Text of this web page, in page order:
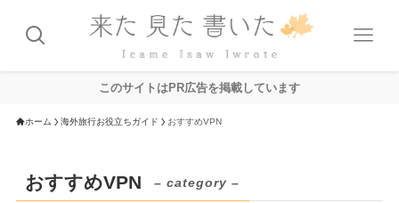
このサイトはPR広告を掲載しています
ホーム 海外旅行お役立ちガイド おすすめVPN
おすすめVPN – category –